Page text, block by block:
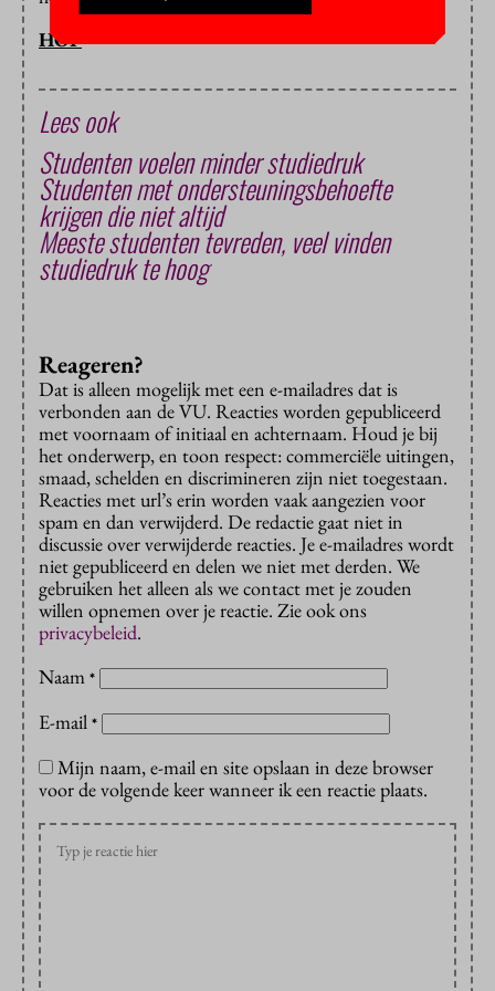
HOP
Lees ook
Studenten voelen minder studiedruk
Studenten met ondersteuningsbehoefte
krijgen die niet altijd
Meeste studenten tevreden, veel vinden
studiedruk te hoog
Reageren?
Dat is alleen mogelijk met een e-mailadres dat is
verbonden aan de VU. Reacties worden gepubliceerd
met voornaam of initiaal en achternaam. Houd je bij
het onderwerp, en toon respect: commerciële uitingen,
smaad, schelden en discrimineren zijn niet toegestaan.
Reacties met url’s erin worden vaak aangezien voor
spam en dan verwijderd. De redactie gaat niet in
discussie over verwijderde reacties. Je e-mailadres wordt
niet gepubliceerd en delen we niet met derden. We
gebruiken het alleen als we contact met je zouden
willen opnemen over je reactie. Zie ook ons
privacybeleid.
Naam *
E-mail *
Mijn naam, e-mail en site opslaan in deze browser
voor de volgende keer wanneer ik een reactie plaats.